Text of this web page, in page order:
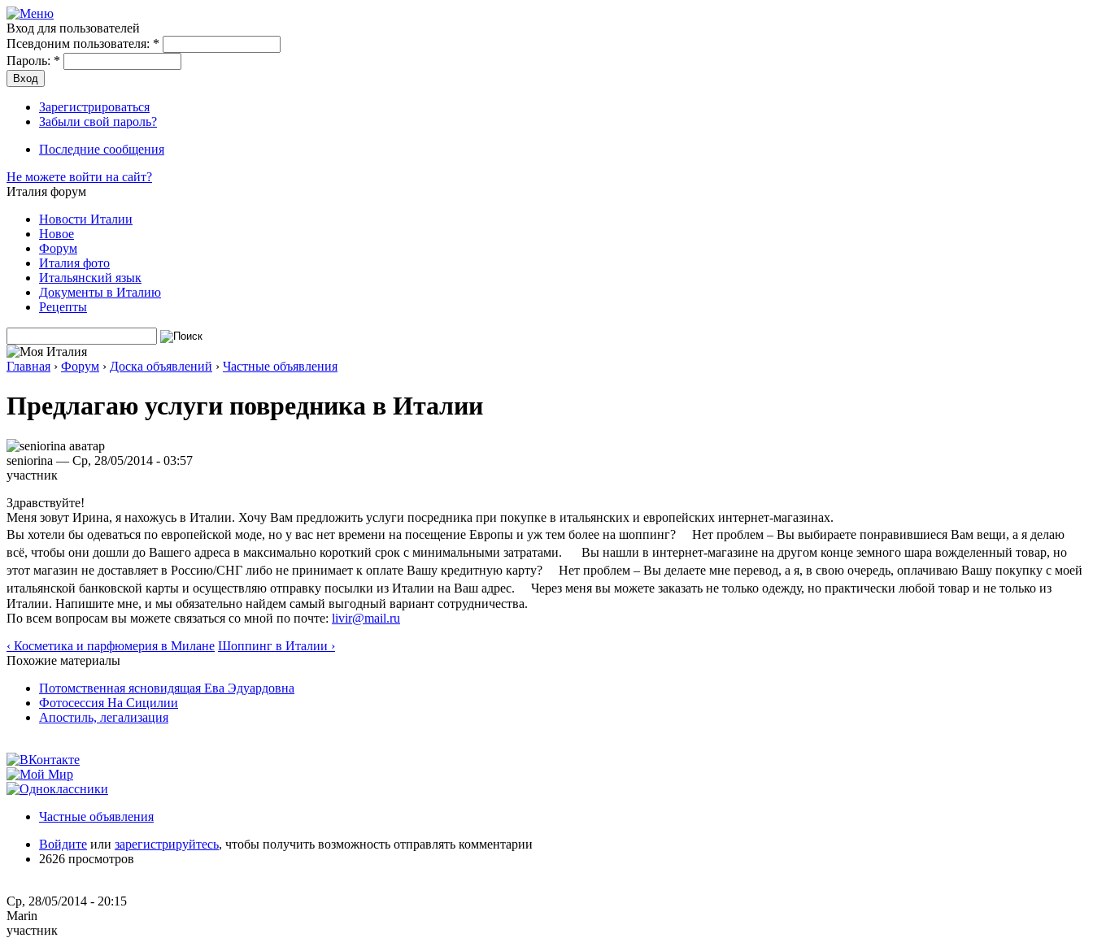
Вход для пользователей
Псевдоним пользователя: *
Пароль: *
Зарегистрироваться
Забыли свой пароль?
Последние сообщения
Не можете войти на сайт?
Италия форум
Новости Италии
Новое
Форум
Италия фото
Итальянский язык
Документы в Италию
Рецепты
Главная › Форум › Доска объявлений › Частные объявления
Предлагаю услуги повредника в Италии
seniorina — Ср, 28/05/2014 - 03:57
участник
Здравствуйте!
Меня зовут Ирина, я нахожусь в Италии. Хочу Вам предложить услуги посредника при покупке в итальянских и европейских интернет-магазинах.
Вы хотели бы одеваться по европейской моде, но у вас нет времени на посещение Европы и уж тем более на шоппинг? Нет проблем – Вы выбираете понравившиеся Вам вещи, а я делаю
всё, чтобы они дошли до Вашего адреса в максимально короткий срок с минимальными затратами. Вы нашли в интернет-магазине на другом конце земного шара вожделенный товар, но
этот магазин не доставляет в Россию/СНГ либо не принимает к оплате Вашу кредитную карту? Нет проблем – Вы делаете мне перевод, а я, в свою очередь, оплачиваю Вашу покупку с моей
итальянской банковской карты и осуществляю отправку посылки из Италии на Ваш адрес. Через меня вы можете заказать не только одежду, но практически любой товар и не только из
Италии. Напишите мне, и мы обязательно найдем самый выгодный вариант сотрудничества.
По всем вопросам вы можете связаться со мной по почте: livir@mail.ru
‹ Косметика и парфюмерия в Милане Шоппинг в Италии ›
Похожие материалы
Потомственная ясновидящая Ева Эдуардовна
Фотосессия На Сицилии
Апостиль, легализация
Частные объявления
Войдите или зарегистрируйтесь, чтобы получить возможность отправлять комментарии
2626 просмотров
Ср, 28/05/2014 - 20:15
Marin
участник